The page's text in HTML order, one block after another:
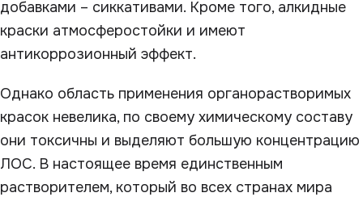
добавками – сиккативами. Кроме того, алкидные
краски атмосферостойки и имеют
антикоррозионный эффект.
Однако область применения органорастворимых
красок невелика, по своему химическому составу
они токсичны и выделяют большую концентрацию
ЛОС. В настоящее время единственным
растворителем, который во всех странах мира